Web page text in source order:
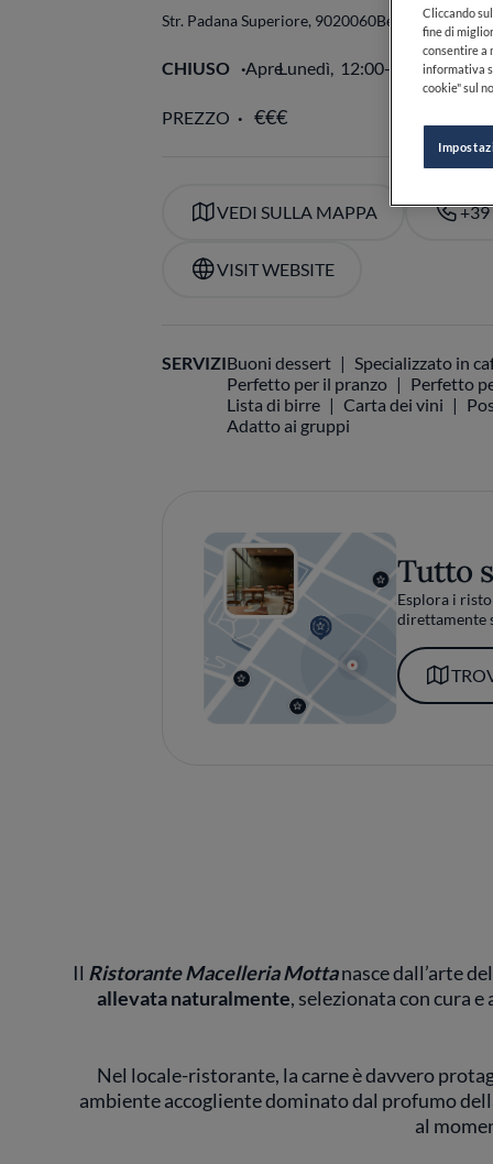
Str. Padana Superiore, 9020060Bellinzago
CHIUSO ApreLunedì, 12:00-14:30,
PREZZO
VEDI SULLA MAPPA +39
VISIT WEBSITE
SERVIZIBuoni dessert
Specializzato in
Perfetto per il pranzo
Perfetto
Lista di birre
Carta dei vini
Adatto ai gruppi
Tutto
Esplora i
direttamente
Il Ristorante Macelleria Motta nasce dall’arte
allevata naturalmente, selezionata con cura
Nel locale-ristorante, la carne è davvero
ambiente accogliente dominato dal profumo
al
Cliccando
fine di
consentire a
informativa
cookie" sul